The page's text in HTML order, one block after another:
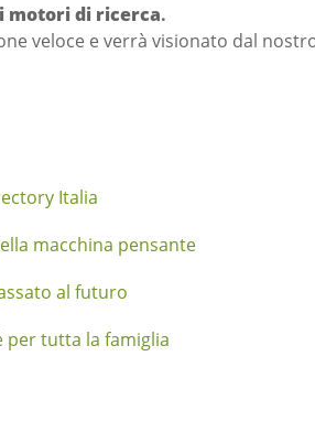
motori di ricerca.
veloce e verrà visionato dal
Italia
macchina pensante
al futuro
per tutta la famiglia